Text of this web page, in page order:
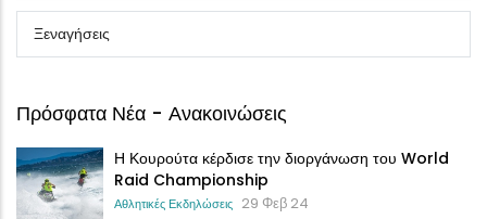
Ξεναγήσεις
Πρόσφατα Νέα - Ανακοινώσεις
Η Κουρούτα κέρδισε την διοργάνωση του World
Raid Championship
Αθλητικές Εκδηλώσεις 29 Φεβ 24